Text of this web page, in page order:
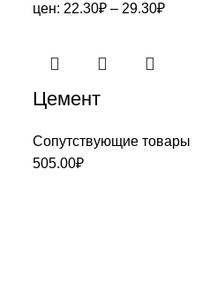
цен: 22.30₽ – 29.30₽
Цемент
Сопутствующие товары
505.00₽